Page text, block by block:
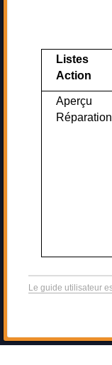
Listes
Action
Aperçu
Réparation
Le guide utilisateur